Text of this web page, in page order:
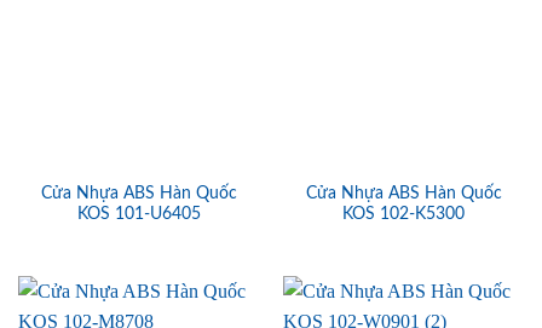
Cửa Nhựa ABS Hàn Quốc
KOS 101-U6405
Cửa Nhựa ABS Hàn Quốc
KOS 102-K5300